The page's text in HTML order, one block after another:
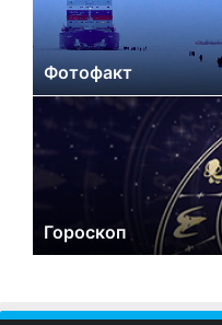
Фотофакт
Гороскоп